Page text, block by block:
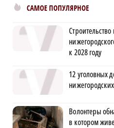
САМОЕ ПОПУЛЯРНОЕ
к 2028 году
12 уголовных
Волонтеры
в котором